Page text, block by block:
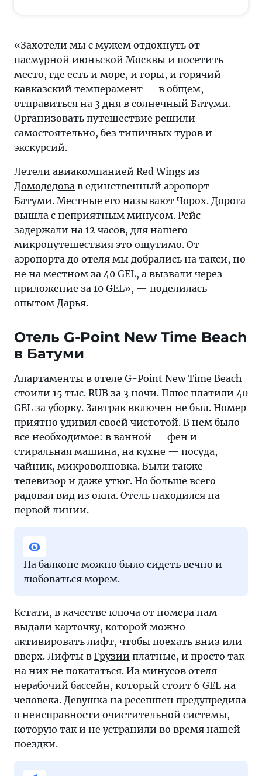
пасмурной
июньской
Москвы
посетить
место,
и
море,
и
горы,
и
горячий
кавказский
темперамент —
в
общем,
на
3
дня
в
солнечный
Батуми
«Захотели мы с мужем отдохнуть от
пасмурной июньской Москвы и посетить
место, где есть и море, и горы, и горячий
кавказский темперамент — в общем,
отправиться на 3 дня в солнечный Батуми.
Организовать путешествие решили
самостоятельно, без типичных туров и
экскурсий.
Летели авиакомпанией Red Wings из
Домодедова в единственный аэропорт
Батуми. Местные его называют Чорох. Дорога
вышла с неприятным минусом. Рейс
задержали на 12 часов, для нашего
микропутешествия это ощутимо. От
аэропорта до отеля мы добрались на такси, но
не на местном за 40 GEL, а вызвали через
приложение за 10 GEL», — поделилась
опытом Дарья.
Отель G-Point New Time Beach
в Батуми
Апартаменты в отеле G-Point New Time Beach
стоили 15 тыс. RUB за 3 ночи. Плюс платили 40
GEL за уборку. Завтрак включен не был. Номер
приятно удивил своей чистотой. В нем было
все необходимое: в ванной — фен и
стиральная машина, на кухне — посуда,
чайник, микроволновка. Были также
телевизор и даже утюг. Но больше всего
радовал вид из окна. Отель находился на
первой линии.
На балконе можно было сидеть вечно и
любоваться морем.
Кстати, в качестве ключа от номера нам
выдали карточку, которой можно
активировать лифт, чтобы поехать вниз или
вверх. Лифты в Грузии платные, и просто так
на них не покататься. Из минусов отеля —
нерабочий бассейн, который стоит 6 GEL на
человека. Девушка на ресепшен предупредила
о неисправности очистительной системы,
которую так и не устранили во время нашей
поездки.